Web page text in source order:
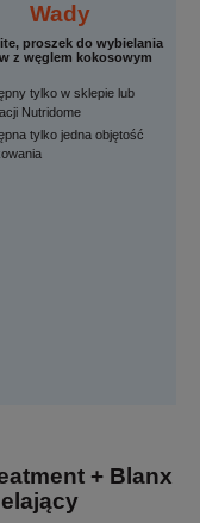
Wady
proszek do wybielania
z węglem kokosowym
tylko w sklepie lub
Nutridome
tylko jedna objętość
+ Blanx